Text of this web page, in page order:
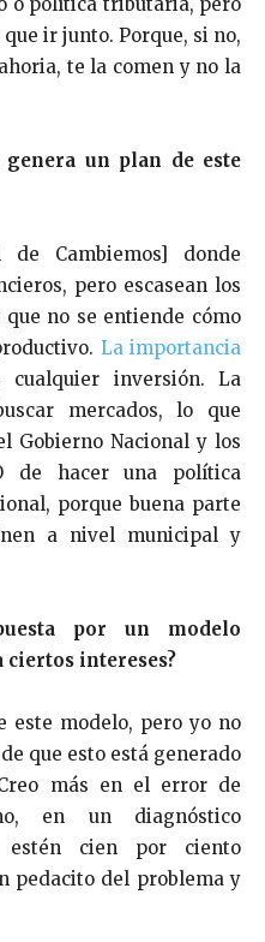
ir junto. Porque, si no,
te la comen y no la
un plan de este
Cambiemos] donde
pero escasean los
que no se entiende cómo
La importancia
inversión. La
mercados, lo que
Gobierno Nacional y los
de hacer una política
porque buena parte
a nivel municipal y
por un modelo
ciertos intereses?
este modelo, pero yo no
que esto está generado
más en el error de
en un diagnóstico
cien por ciento
pedacito del problema y